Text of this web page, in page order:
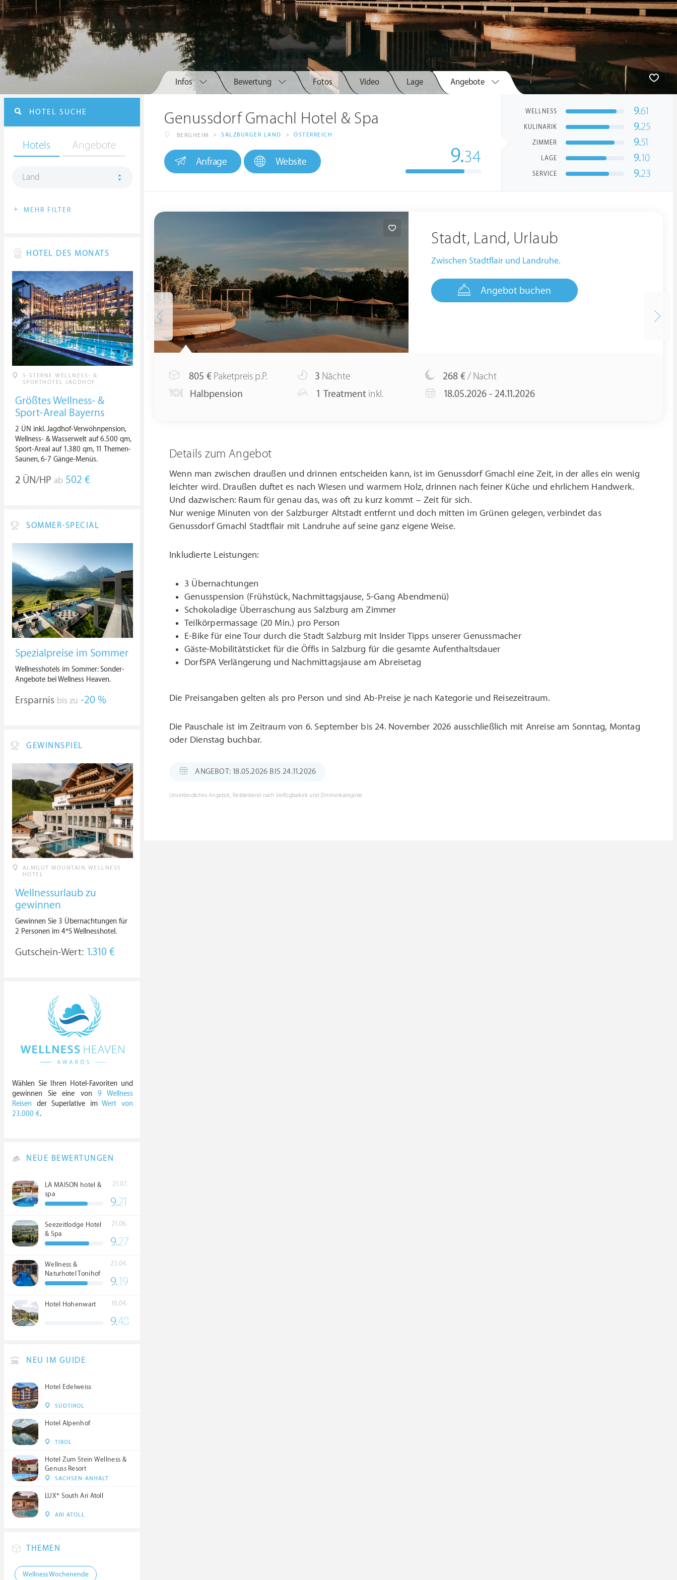
Infos Bewertung Fotos Video Lage Angebote
Genussdorf Gmachl Hotel & Spa
BERGHEIM > SALZBURGER LAND > ÖSTERREICH
Anfrage Website 9.34
WELLNESS 9.61
KULINARIK 9.25
ZIMMER 9.51
LAGE 9.10
SERVICE 9.23
Stadt, Land, Urlaub
Zwischen Stadtflair und Landruhe.
Angebot buchen
805 € Paketpreis p.P.
Halbpension
3 Nächte
1 Treatment inkl.
268 €/ Nacht
18.05.2026 - 24.11.2026
Details zum Angebot
Wenn man zwischen draußen und drinnen entscheiden kann, ist im Genussdorf Gmachl eine Zeit, in der alles ein wenig
leichter wird. Draußen duftet es nach Wiesen und warmem Holz, drinnen nach feiner Küche und ehrlichem Handwerk.
Und dazwischen: Raum für genau das, was oft zu kurz kommt – Zeit für sich.
Nur wenige Minuten von der Salzburger Altstadt entfernt und doch mitten im Grünen gelegen, verbindet das
Genussdorf Gmachl Stadtflair mit Landruhe auf seine ganz eigene Weise.
Inkludierte Leistungen:
3 Übernachtungen
Genusspension (Frühstück, Nachmittagsjause, 5-Gang Abendmenü)
Schokoladige Überraschung aus Salzburg am Zimmer
Teilkörpermassage (20 Min.) pro Person
E-Bike für eine Tour durch die Stadt Salzburg mit Insider Tipps unserer Genussmacher
Gäste-Mobilitätsticket für die Öffis in Salzburg für die gesamte Aufenthaltsdauer
DorfSPA Verlängerung und Nachmittagsjause am Abreisetag
Die Preisangaben gelten als pro Person und sind Ab-Preise je nach Kategorie und Reisezeitraum.
Die Pauschale ist im Zeitraum von 6. September bis 24. November 2026 ausschließlich mit Anreise am Sonntag, Montag
oder Dienstag buchbar.
ANGEBOT: 18.05.2026 BIS 24.11.2026
Unverbindliches Angebot, freibleibend nach Verfügbarkeit und Zimmerkategorie.
HOTEL SUCHE
Hotels Angebote
Land
+ MEHR FILTER
HOTEL DES MONATS
5-STERNE WELLNESS- &
SPORTHOTEL JAGDHOF
Größtes Wellness- &
Sport-Areal Bayerns
2 ÜN inkl. Jagdhof-Verwöhnpension,
Wellness- & Wasserwelt auf 6.500 qm,
Sport-Areal auf 1.380 qm, 11 Themen-
Saunen, 6-7 Gänge-Menüs.
2 ÜN/HP ab 502 €
SOMMER-SPECIAL
Spezialpreise im Sommer
Wellnesshotels im Sommer: Sonder-
Angebote bei Wellness Heaven.
Ersparnis bis zu -20 %
GEWINNSPIEL
ALMGUT MOUNTAIN WELLNESS
HOTEL
Wellnessurlaub zu
gewinnen
Gewinnen Sie 3 Übernachtungen für
2 Personen im 4*S Wellnesshotel.
Gutschein-Wert: 1.310 €
Wählen Sie Ihren Hotel-Favoriten und
gewinnen Sie eine von 9 Wellness
Reisen der Superlative imWert von
23.000 €.
NEUE BEWERTUNGEN
LA MAISON hotel &
spa
21.07.
9.21
Seezeitlodge Hotel
& Spa
21.06.
9.27
Wellness &
Naturhotel Tonihof
****S
23.04.
9.19
Hotel Hohenwart 10.04.
9.48
NEU IM GUIDE
Hotel Edelweiss
SÜDTIROL
Hotel Alpenhof
TIROL
Hotel Zum Stein Wellness &
Genuss Resort
SACHSEN-ANHALT
LUX* South Ari Atoll
ARI ATOLL
THEMEN
Wellness Wochenende